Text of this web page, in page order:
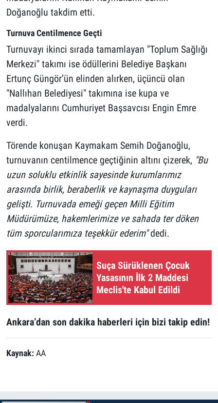
Doğanoğlu takdim etti.
Turnuva Centilmence Geçti
Turnuvayı ikinci sırada tamamlayan "Toplum Sağlığı
Merkezi" takımı ise ödüllerini Belediye Başkanı
Ertunç Güngör’ün elinden alırken, üçüncü olan
"Nallıhan Belediyesi" takımına ise kupa ve
madalyalarını Cumhuriyet Başsavcısı Engin Emre
verdi.
Törende konuşan Kaymakam Semih Doğanoğlu,
turnuvanın centilmence geçtiğinin altını çizerek, "Bu
uzun soluklu etkinlik sayesinde kurumlarımız
arasında birlik, beraberlik ve kaynaşma duyguları
gelişti. Turnuvada emeği geçen Milli Eğitim
Müdürümüze, hakemlerimize ve sahada ter döken
tüm sporcularımıza teşekkür ederim"dedi.
Suça Sürüklenen Çocuk
Yasasının İlk 2 Maddesi
Meclis'te Kabul Edildi
Ankara’dan son dakika haberleri için bizi takip edin!
Kaynak: AA